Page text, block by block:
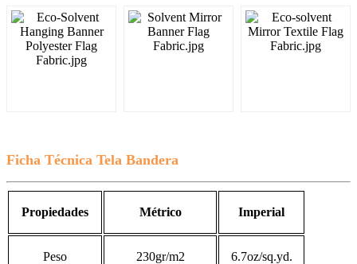
Ficha Técnica Tela Bandera
Propiedades Métrico Imperial
Peso 230gr/m2 6.7oz/sq.yd.